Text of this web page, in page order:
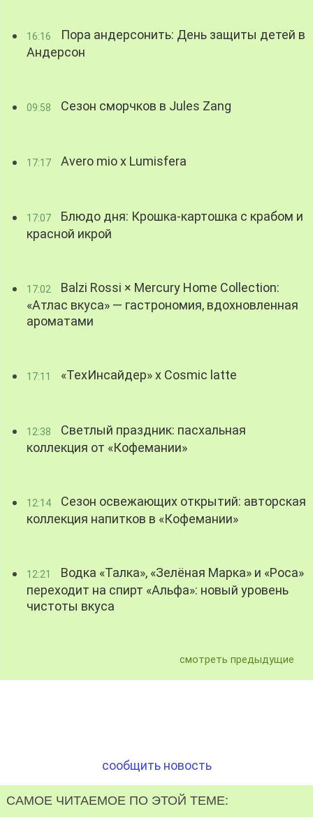
16:16
Пора андерсонить: День защиты детей в
Андерсон
09:58 Сезон сморчков в Jules Zang
17:17 Avero mio x Lumisfera
17:07
Блюдо дня: Крошка-картошка с крабом и
красной икрой
17:02
Balzi Rossi × Mercury Home Collection:
«Атлас вкуса» — гастрономия, вдохновленная
ароматами
17:11 «ТехИнсайдер» х Cosmic latte
12:38
Светлый праздник: пасхальная
коллекция от «Кофемании»
12:14
Сезон освежающих открытий: авторская
коллекция напитков в «Кофемании»
12:21
Водка «Талка», «Зелёная Марка» и «Роса»
переходит на спирт «Альфа»: новый уровень
чистоты вкуса
смотреть предыдущие
сообщить новость
САМОЕ ЧИТАЕМОЕ ПО ЭТОЙ ТЕМЕ: